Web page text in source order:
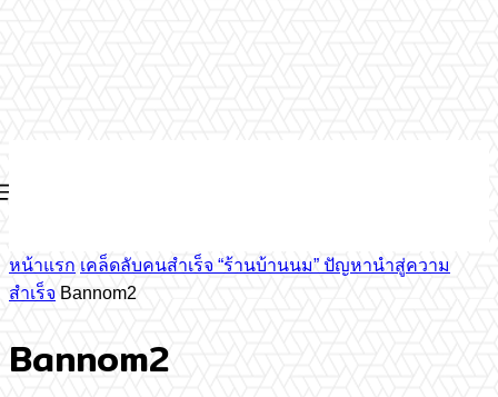
หน้าแรก เคล็ดลับคนสำเร็จ “ร้านบ้านนม” ปัญหานำสู่ความ
สำเร็จ Bannom2
Bannom2